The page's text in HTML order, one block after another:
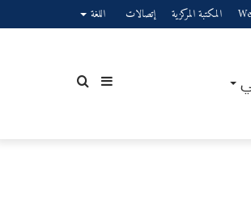
المكتبة المركزية إتصالات اللغة
بحثإضافة